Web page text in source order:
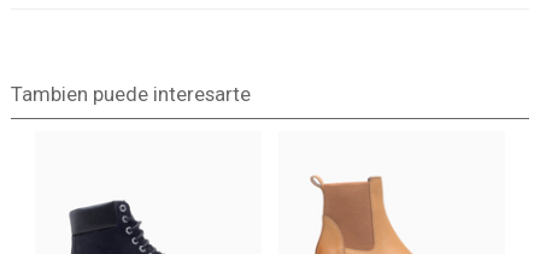
Tambien puede interesarte